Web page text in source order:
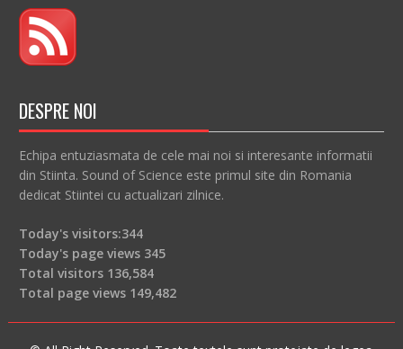
DESPRE NOI
Echipa entuziasmata de cele mai noi si interesante informatii
din Stiinta. Sound of Science este primul site din Romania
dedicat Stiintei cu actualizari zilnice.
Today's visitors:344
Today's page views 345
Total visitors 136,584
Total page views 149,482